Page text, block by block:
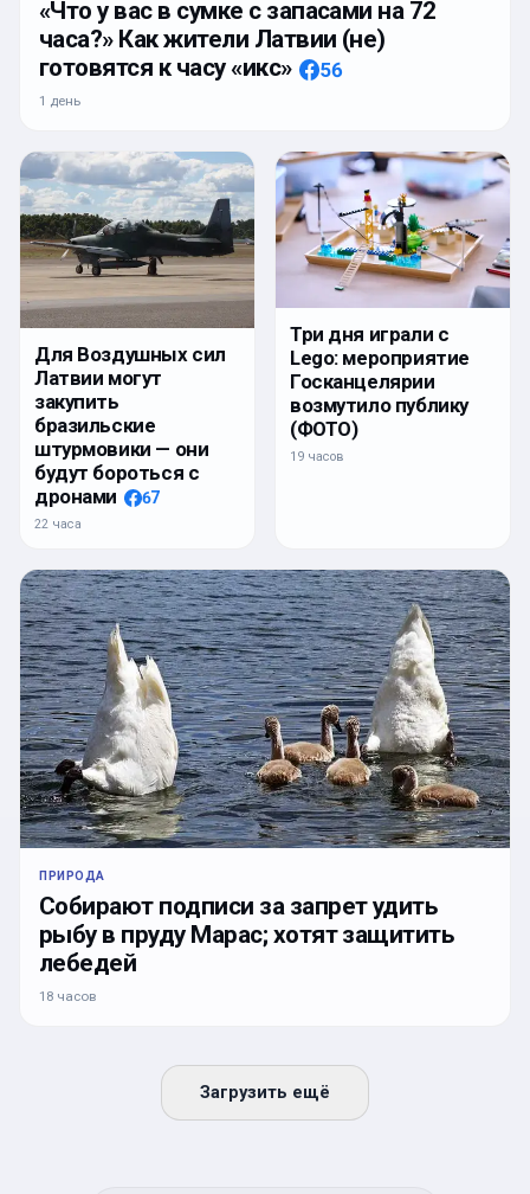
«Что у вас в сумке с запасами на 72
часа?» Как жители Латвии (не)
готовятся к часу «икс»
56
1 день
Для Воздушных сил
Латвии могут
закупить
бразильские
штурмовики — они
будут бороться с
дронами
67
22 часа
Три дня играли с
Lego: мероприятие
Госканцелярии
возмутило публику
(ФОТО)
19 часов
ПРИРОДА
Собирают подписи за запрет удить
рыбу в пруду Марас; хотят защитить
лебедей
18 часов
Загрузить ещё